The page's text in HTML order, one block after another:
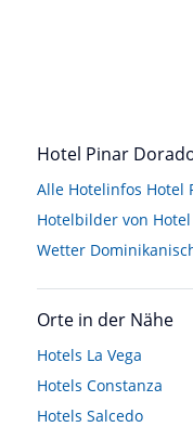
Hotel Pinar
Alle Hotelinfos Hotel
Hotelbilder von
Wetter
Orte in der Nähe
Hotels La Vega
Hotels Constanza
Hotels Salcedo